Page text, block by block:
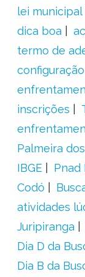
lei municipal
dica boa
termo de
inscrições
Palmeira
IBGE
Pnad
Codó
atividades
Juripiranga
Dia D da
Dia B da